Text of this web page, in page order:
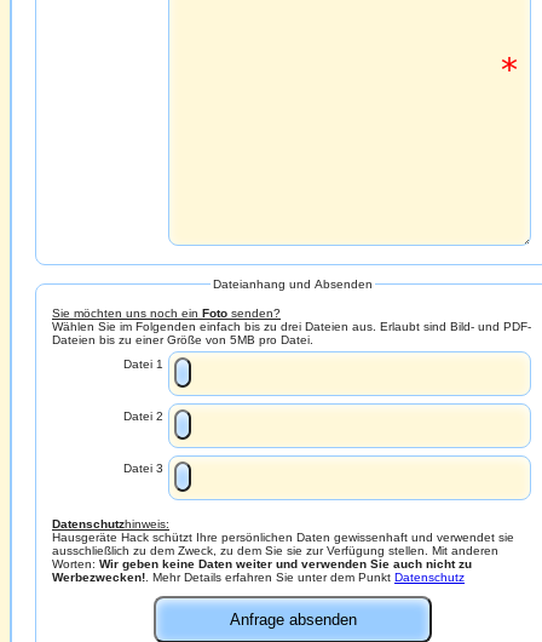
Dateianhang und Absenden
Sie möchten uns noch ein Foto senden?
Wählen Sie im Folgenden einfach bis zu drei Dateien aus. Erlaubt sind Bild- und PDF-
Dateien bis zu einer Größe von 5MB pro Datei.
Datei 1
Datei 2
Datei 3
Datenschutzhinweis:
Hausgeräte Hack schützt Ihre persönlichen Daten gewissenhaft und verwendet sie
ausschließlich zu dem Zweck, zu dem Sie sie zur Verfügung stellen. Mit anderen
Worten: Wir geben keine Daten weiter und verwenden Sie auch nicht zu
Werbezwecken!. Mehr Details erfahren Sie unter dem Punkt Datenschutz